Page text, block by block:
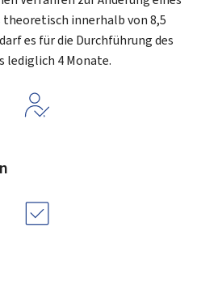
theoretisch innerhalb von 8,5
es für die Durchführung des
lediglich 4 Monate.